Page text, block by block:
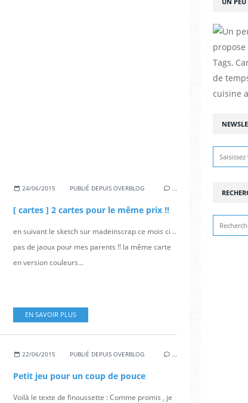
24/06/2015 PUBLIÉ DEPUIS OVERBLOG …
[ cartes ] 2 cartes pour le même prix !!
en suivant le sketch sur madeinscrap ce mois ci ..
pas de jaoux pour mes parents !! la même carte
en version couleurs...
EN SAVOIR PLUS
22/06/2015 PUBLIÉ DEPUIS OVERBLOG …
Petit jeu pour un coup de pouce
Voilà le texte de finoussette : Comme promis , je
propose
Tags,
de
cuisine